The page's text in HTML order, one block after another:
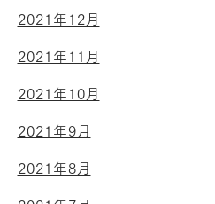
2021年12月
2021年11月
2021年10月
2021年9月
2021年8月